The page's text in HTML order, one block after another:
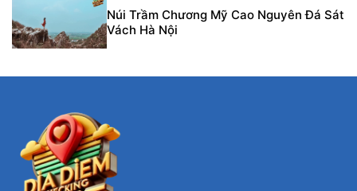
Núi Trầm Chương Mỹ Cao Nguyên Đá Sát
Vách Hà Nội